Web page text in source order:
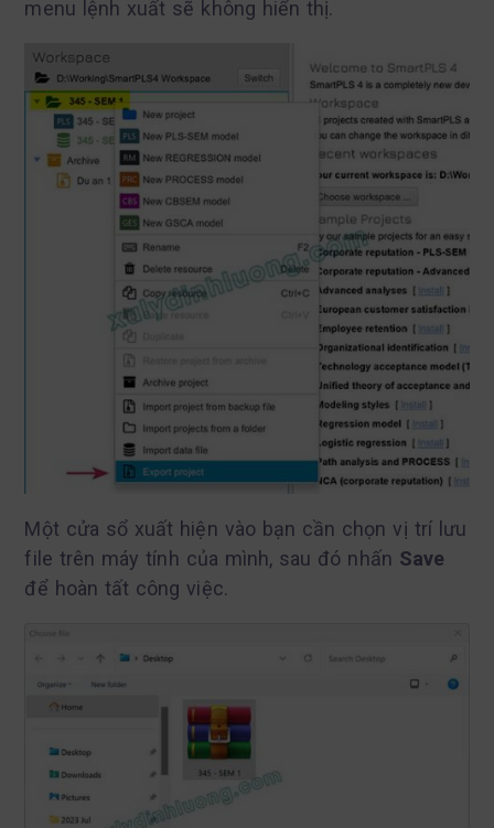
menu lệnh xuất sẽ không hiển thị.
Một cửa sổ xuất hiện vào bạn cần chọn vị trí lưu
file trên máy tính của mình, sau đó nhấn Save
để hoàn tất công việc.